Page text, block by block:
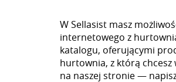
W Sellasist masz
internetowego z
katalogu, oferującymi
hurtownia, z którą chcesz
na naszej stronie —